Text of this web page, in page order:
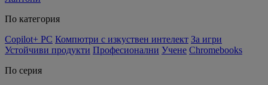
По категория
Copilot+ PC Компютри с изкуствен интелект За игри
Устойчиви продукти Професионални Учене Chromebooks
По серия